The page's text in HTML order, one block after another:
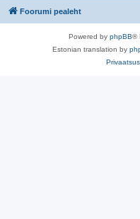
Foorumi pealeht
Powered by phpBB®
Estonian translation by
Privaatsus